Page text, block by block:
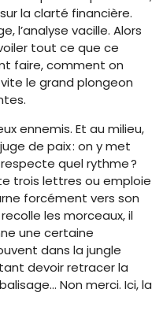
la clarté financière.
l’analyse vacille. Alors
tout ce que ce
faire, comment on
le grand plongeon
ennemis. Et au milieu,
de paix : on y met
quel rythme ?
trois lettres ou emploie
forcément vers son
les morceaux, il
une certaine
dans la jungle
devoir retracer la
Non merci. Ici, la